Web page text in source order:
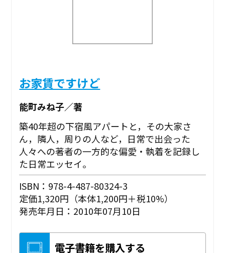
お家賃ですけど
能町みね子／著
築40年超の下宿風アパートと，その大家さ
ん，隣人，周りの人など，日常で出会った
人々への著者の一方的な偏愛・執着を記録し
た日常エッセイ。
ISBN：978-4-487-80324-3
定価1,320円（本体1,200円＋税10%）
発売年月日：2010年07月10日
電子書籍を購入する